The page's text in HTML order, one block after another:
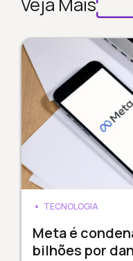
TECNOLOGIA
Meta é
bilhões por